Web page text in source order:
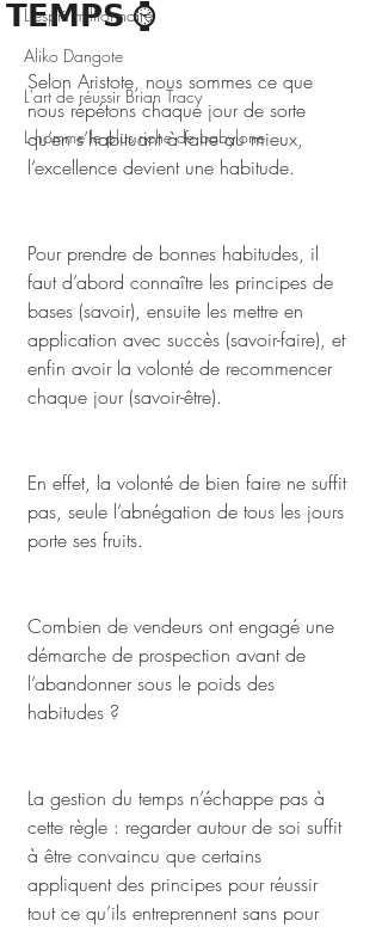
L'esprit millionnaire
Aliko Dangote
L'art de réussir Brian Tracy
L homme le plus riche de babylone
𝗧𝗘𝗠𝗣𝗦 ⌚
Selon Aristote, nous sommes ce que
nous répétons chaque jour de sorte
qu’en s’habituant à faire au mieux,
l’excellence devient une habitude.
Pour prendre de bonnes habitudes, il
faut d’abord connaître les principes de
bases (savoir), ensuite les mettre en
application avec succès (savoir-faire), et
enfin avoir la volonté de recommencer
chaque jour (savoir-être).
En effet, la volonté de bien faire ne suffit
pas, seule l’abnégation de tous les jours
porte ses fruits.
Combien de vendeurs ont engagé une
démarche de prospection avant de
l’abandonner sous le poids des
habitudes ?
La gestion du temps n’échappe pas à
cette règle : regarder autour de soi suffit
à être convaincu que certains
appliquent des principes pour réussir
tout ce qu’ils entreprennent sans pour